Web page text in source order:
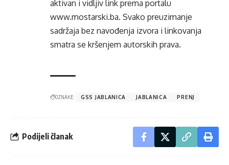
aktivan i vidljiv link prema portalu
www.mostarski.ba. Svako preuzimanje
sadržaja bez navođenja izvora i linkovanja
smatra se kršenjem autorskih prava.
OZNAKE: GSS JABLANICA JABLANICA PRENJ
Podijeli članak